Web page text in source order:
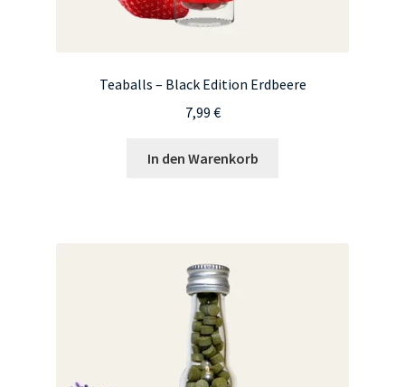
Teaballs – Black Edition Erdbeere
7,99 €
In den Warenkorb